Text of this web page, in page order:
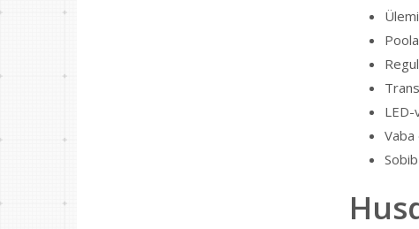
Vaba